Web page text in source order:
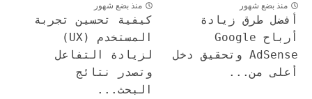
منذ بضع شهور
أفضل طرق زيادة
أرباح Google
AdSense وتحقيق دخل
أعلى من...
منذ بضع شهور
كيفية تحسين تجربة
المستخدم (UX)
لزيادة التفاعل
وتصدر نتائج
البحث...